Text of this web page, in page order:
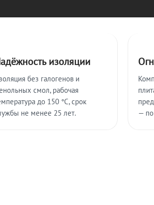
изоляции
без галогенов и
смол, рабочая
до 150 °C, срок
не менее 25 лет.
—